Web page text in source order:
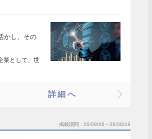
かし、その
業として、世
詳細へ
掲載期間 26/08/06～26/08/19